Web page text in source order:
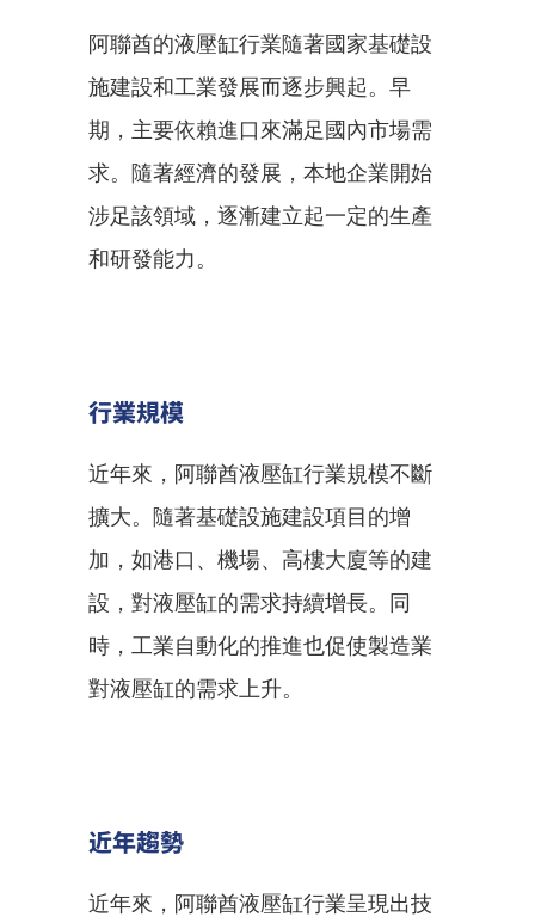
阿聯酋的液壓缸行業隨著國家基礎設
施建設和工業發展而逐步興起。早
期，主要依賴進口來滿足國內市場需
求。隨著經濟的發展，本地企業開始
涉足該領域，逐漸建立起一定的生產
和研發能力。
行業規模
近年來，阿聯酋液壓缸行業規模不斷
擴大。隨著基礎設施建設項目的增
加，如港口、機場、高樓大廈等的建
設，對液壓缸的需求持續增長。同
時，工業自動化的推進也促使製造業
對液壓缸的需求上升。
近年趨勢
近年來，阿聯酋液壓缸行業呈現出技